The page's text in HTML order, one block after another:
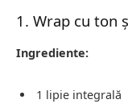
1. Wrap cu ton
Ingrediente:
1 lipie integrală